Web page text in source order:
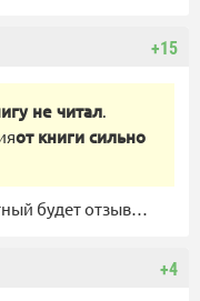
+15
не читал.
от книги сильно
будет отзыв…
+4